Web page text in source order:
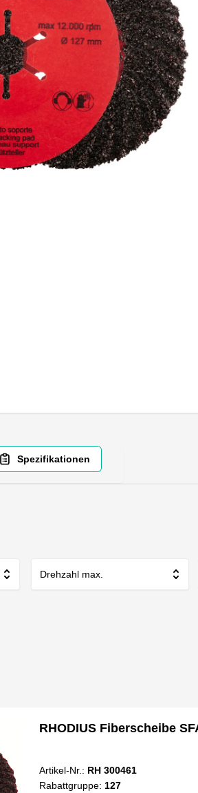
Spezifikationen
Drehzahl max.
RHODIUS Fiberscheibe
Artikel-Nr.: RH 300461
Rabattgruppe: 127